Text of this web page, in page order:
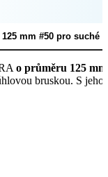
mm #50 pro suché
o průměru 125
bruskou. S